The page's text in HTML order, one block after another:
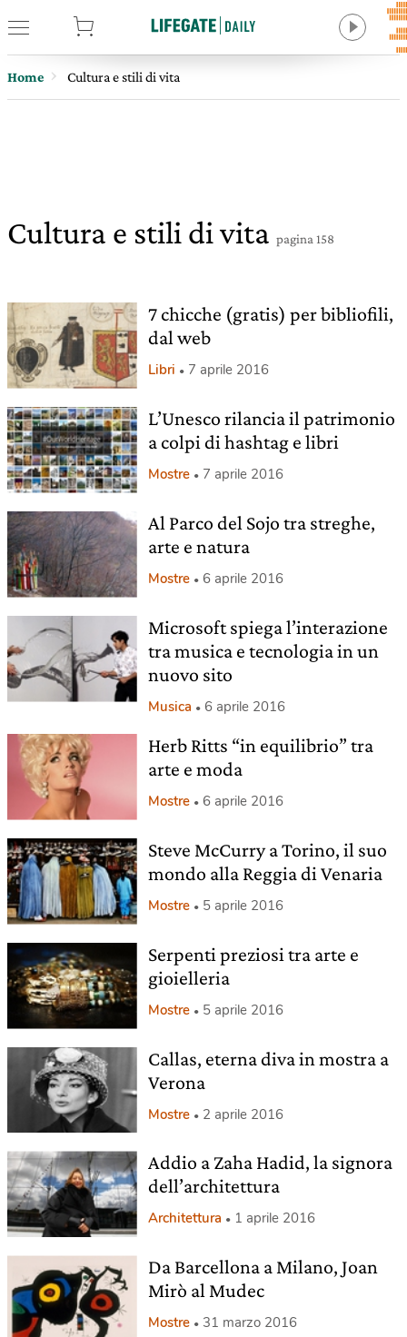
Home Cultura e stili di vita
Cultura e stili di vita pagina 158
7 chicche (gratis) per bibliofili,
dal web
Libri 7 aprile 2016
L’Unesco rilancia il patrimonio
a colpi di hashtag e libri
Mostre 7 aprile 2016
Al Parco del Sojo tra streghe,
arte e natura
Mostre 6 aprile 2016
Microsoft spiega l’interazione
tra musica e tecnologia in un
nuovo sito
Musica 6 aprile 2016
Herb Ritts “in equilibrio” tra
arte e moda
Mostre 6 aprile 2016
Steve McCurry a Torino, il suo
mondo alla Reggia di Venaria
Mostre 5 aprile 2016
Serpenti preziosi tra arte e
gioielleria
Mostre 5 aprile 2016
Callas, eterna diva in mostra a
Verona
Mostre 2 aprile 2016
Addio a Zaha Hadid, la signora
dell’architettura
Architettura 1 aprile 2016
Da Barcellona a Milano, Joan
Mirò al Mudec
Mostre 31 marzo 2016